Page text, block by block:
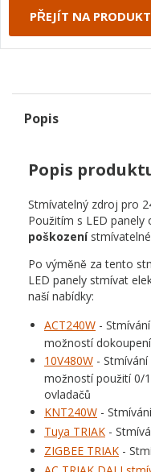
PŘEJÍT NA PRODUKT
Popis
Popis
Stmívatelný zdroj pro
Použitím s LED panely
poškození
Po výměně za tento
LED panely stmívat
naší nabídky:
ACT240W -
možností
10V480W -
možností použití 0/
ovladačů
KNT240W -
Tuya TRIAK -
ZIGBEE TRIAK -